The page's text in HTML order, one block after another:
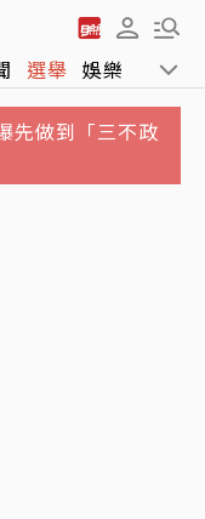
選舉 娛樂 運動
先做到「三不政